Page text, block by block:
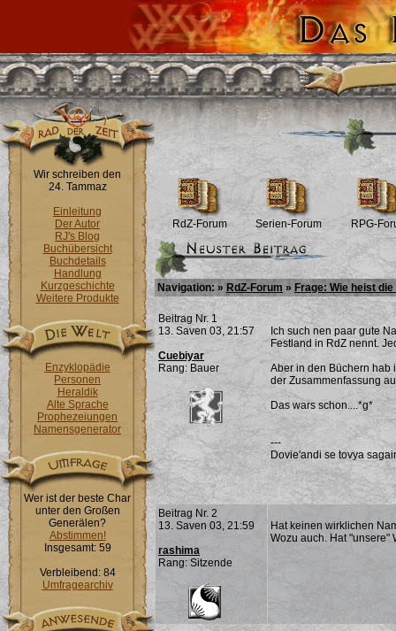
Wir schreiben den
24. Tammaz
Einleitung
Der Autor
RJ's Blog
Buchübersicht
Buchdetails
Handlung
Kurzgeschichte
Weitere Produkte
Enzyklopädie
Personen
Heraldik
Alte Sprache
Prophezeiungen
Namensgenerator
Wer ist der beste Char
unter den Großen
Generälen?
Abstimmen!
Insgesamt: 59
Verbleibend: 84
Umfragearchiv
RdZ-Forum Serien-Forum RPG-
Navigation: » RdZ-Forum » Frage: Wie heist
Beitrag Nr. 1
13. Saven 03, 21:57
Cuebiyar
Rang: Bauer
Ich such nen paar gute
Festland in RdZ nennt.
Aber in den Büchern hab
der Zusammenfassung
Das wars schon....*g*
---
Dovie'andi se tovya
Beitrag Nr. 2
13. Saven 03, 21:59
rashima
Rang: Sitzende
Hat keinen wirklichen
Wozu auch. Hat "unsere"